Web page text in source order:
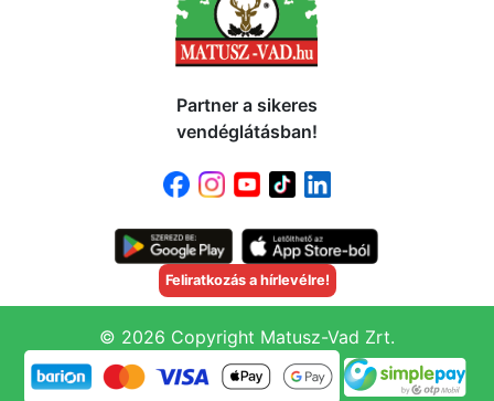
Partner a sikeres
vendéglátásban!
Feliratkozás a hírlevélre!
© 2026 Copyright Matusz-Vad Zrt.